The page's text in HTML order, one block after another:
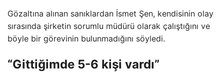
Gözaltına alınan sanıklardan İsmet Şen, kendisinin olay
sırasında şirketin sorumlu müdürü olarak çalıştığını ve
böyle bir görevinin bulunmadığını söyledi.
“Gittiğimde 5-6 kişi vardı”